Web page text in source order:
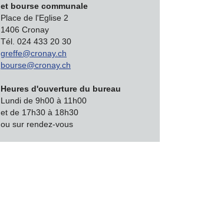
et bourse communale
Place de l'Eglise 2
1406 Cronay
Tél. 024 433 20 30
greffe@cronay.ch
bourse@cronay.ch
Heures d'ouverture du bureau
Lundi de 9h00 à 11h00
et de 17h30 à 18h30
ou sur rendez-vous